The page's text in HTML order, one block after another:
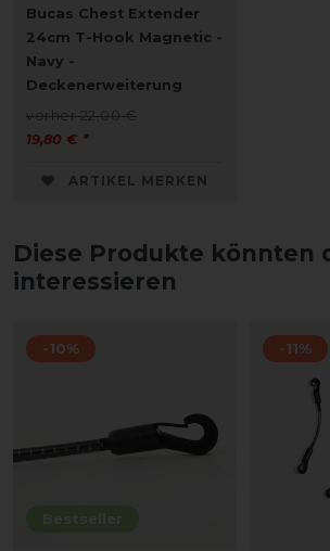
Bucas Chest Extender
24cm T-Hook Magnetic -
Navy -
Deckenerweiterung
vorher 22,00 €
19,80 € *
ARTIKEL MERKEN
Diese Produkte könnten
interessieren
Bestseller
-10% -11%